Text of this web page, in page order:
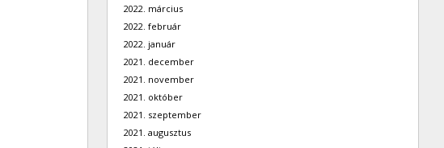
2022. március
2022. február
2022. január
2021. december
2021. november
2021. október
2021. szeptember
2021. augusztus